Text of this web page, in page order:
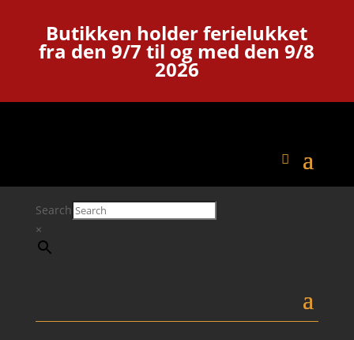
Butikken holder ferielukket
fra den 9/7 til og med den 9/8
2026
Search
×